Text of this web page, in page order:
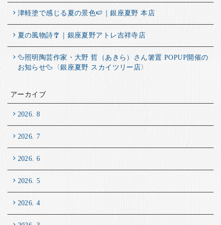
津軽塗で感じる夏の景色🍉｜銀座夏野 本店
夏の風物詩🎐｜銀座夏野アトレ吉祥寺店
🦆照明陶芸作家・大野 哲（あきら）さん箸置 POPUP開催の
お知らせ🦆〈銀座夏野 スカイツリー店〉
アーカイブ
2026. 8
2026. 7
2026. 6
2026. 5
2026. 4